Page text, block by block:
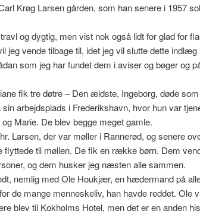
Krøg Larsen gården, som han senere i 1957
og dygtig, men vist nok også lidt for glad for
jeg vende tilbage til, idet jeg vil slutte dette indlæg
som jeg har fundet dem i aviser og bøger og
fik tre døtre – Den ældste, Ingeborg, døde
arbejdsplads i Frederikshavn, hvor hun var
Marie. De blev begge meget gamle.
Larsen, der var møller i Rannerød, og senere
flyttede til møllen. De fik en række børn. Dem
og dem husker jeg næsten alle sammen.
nemlig med Ole Houkjær, en hædermand på
de mange menneskeliv, han havde reddet. Ole
blev til Kokholms Hotel, men det er en anden